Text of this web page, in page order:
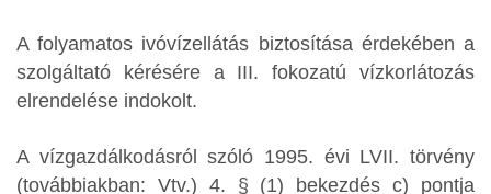
A folyamatos ivóvízellátás biztosítása érdekében a
szolgáltató kérésére a III. fokozatú vízkorlátozás
elrendelése indokolt.
A vízgazdálkodásról szóló 1995. évi LVII. törvény
(továbbiakban: Vtv.) 4. § (1) bekezdés c) pontja